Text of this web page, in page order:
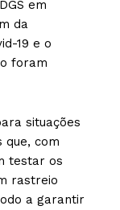
em
da
19 e o
foram
situações
que, com
testar os
rastreio
a garantir